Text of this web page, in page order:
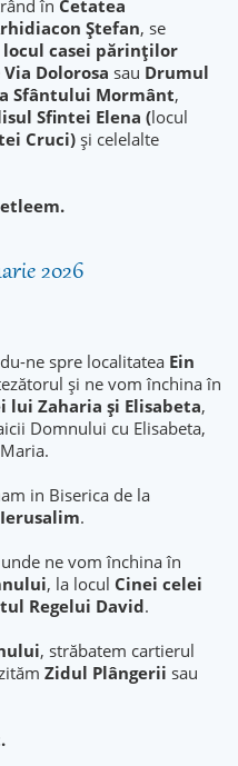
în Cetatea
Ştefan, se
locul casei părinților
Via Dolorosa sau Drumul
Sfântului Mormânt,
Sfintei Elena (locul
Cruci) şi celelalte
2026
ne spre localitatea Ein
și ne vom închina în
lui Zaharia și Elisabeta,
Domnului cu Elisabeta,
in Biserica de la
.
unde ne vom închina în
, la locul Cinei celei
Regelui David.
, străbatem cartierul
Zidul Plângerii sau